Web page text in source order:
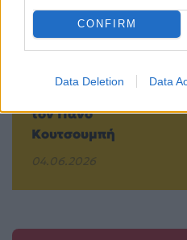
CONFIRM
Data Deletion Data
Απρόοπτο στην
εκπομπή της
Κατερίνας
τον Πάνο
Κουτσουμπή
04.06.2026